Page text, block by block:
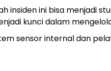
ini bisa menjadi
kunci dalam
sensor internal dan